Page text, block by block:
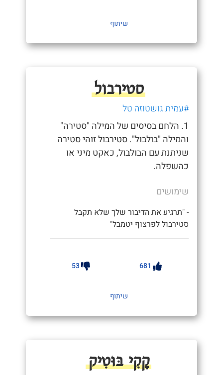
שיתוף
סטירבול
#עמית גושטוזה טל
1. הלחם בסיסים של המילה "סטירה"
והמילה "בולבול". סטירבול זוהי סטירה
שניתנת עם הבולבול, כאקט מיני או
כהשפלה.
שימושים
- "תרגיע את הדיבור שלך שלא תקבל
סטירבול לפרצוף יטמבל"
681
53
שיתוף
קָקִי בּוּטִיק